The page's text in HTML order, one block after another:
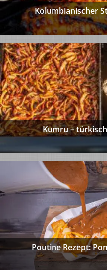
Kolumbianischer
Kumru –
Poutine Rezept: